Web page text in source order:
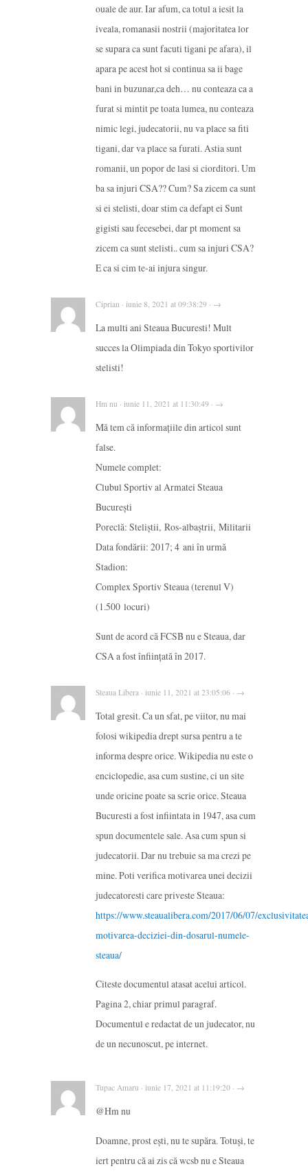
ouale de aur. Iar afum, ca totul a iesit la
iveala, romanasii nostrii (majoritatea lor
se supara ca sunt facuti tigani pe afara), il
apara pe acest hot si continua sa ii bage
bani in buzunar,ca deh… nu conteaza ca a
furat si mintit pe toata lumea, nu conteaza
nimic legi, judecatorii, nu va place sa fiti
tigani, dar va place sa furati. Astia sunt
romanii, un popor de lasi si ciorditori. Um
ba sa injuri CSA?? Cum? Sa zicem ca sunt
si ei stelisti, doar stim ca defapt ei Sunt
gigisti sau fecesebei, dar pt moment sa
zicem ca sunt stelisti.. cum sa injuri CSA?
E ca si cim te-ai injura singur.
Ciprian · iunie 8, 2021 at 09:38:29 · →
La multi ani Steaua Bucuresti! Mult
succes la Olimpiada din Tokyo sportivilor
stelisti!
Hm nu · iunie 11, 2021 at 11:30:49 · →
Mă tem că informațiile din articol sunt
false.
Numele complet:
Clubul Sportiv al Armatei Steaua
București
Poreclă: Steliștii, Ros-albaștrii, Militarii
Data fondării: 2017; 4 ani în urmă
Stadion:
Complex Sportiv Steaua (terenul V)
(1.500 locuri)
Sunt de acord că FCSB nu e Steaua, dar
CSA a fost înființată în 2017.
Steaua Libera · iunie 11, 2021 at 23:05:06 · →
Total gresit. Ca un sfat, pe viitor, nu mai
folosi wikipedia drept sursa pentru a te
informa despre orice. Wikipedia nu este o
enciclopedie, asa cum sustine, ci un site
unde oricine poate sa scrie orice. Steaua
Bucuresti a fost infiintata in 1947, asa cum
spun documentele sale. Asa cum spun si
judecatorii. Dar nu trebuie sa ma crezi pe
mine. Poti verifica motivarea unei decizii
judecatoresti care priveste Steaua:
https://www.steaualibera.com/2017/06/07/
motivarea-deciziei-din-dosarul-numele-
steaua/
Citeste documentul atasat acelui articol.
Pagina 2, chiar primul paragraf.
Documentul e redactat de un judecator, nu
de un necunoscut, pe internet.
Tupac Amaru · iunie 17, 2021 at 11:19:20 · →
@Hm nu
Doamne, prost ești, nu te supăra. Totuși, te
iert pentru că ai zis că wcsb nu e Steaua